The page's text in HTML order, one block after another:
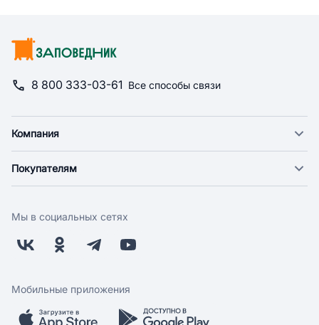
8 800 333-03-61 Все способы связи
Компания
Новости
Поставщикам
Заводчикам
Обратная связь
Покупателям
Оплата
Бонусная программа
Скидки и акции
Мобильное приложение
Мы в социальных сетях
Мобильные приложения